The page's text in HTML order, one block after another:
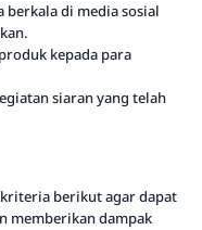
berkala di media sosial
kepada para
siaran yang telah
berikut agar dapat
memberikan dampak